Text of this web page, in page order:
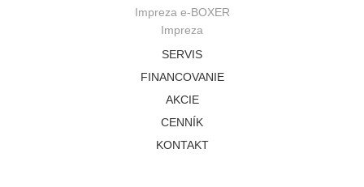
Impreza e-BOXER
Impreza
SERVIS
FINANCOVANIE
AKCIE
CENNÍK
KONTAKT